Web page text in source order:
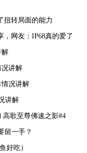
扭转局面的能力
，网友：IP68真的爱了
解
况讲解
情况讲解
讲解
高歌至尊佛速之影#4
留一手？
好吃）